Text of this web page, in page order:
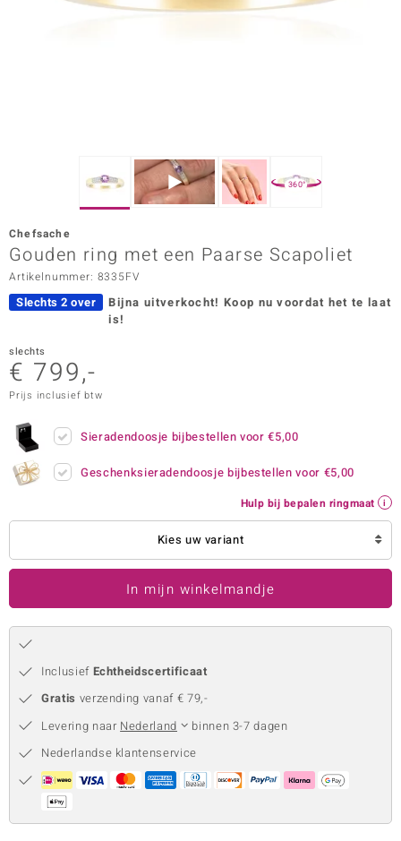
Vogue
in Italy
Paraíso
Collection
360°
Chefsache
Gouden ring met een Paarse Scapoliet
Artikelnummer: 8335FV
Slechts 2 over Bijna uitverkocht! Koop nu voordat het te laat
is!
slechts
€ 799,-
Prijs inclusief btw
Sieradendoosje bijbestellen voor€5,00
Geschenksieradendoosje bijbestellen voor €5,00
Hulp bij bepalen ringmaat
Kies uw variant
In mijn winkelmandje
Inclusief Echtheidscertificaat
Gratis verzending vanaf € 79,-
Levering naar Nederland
binnen 3-7 dagen
Nederlandse klantenservice